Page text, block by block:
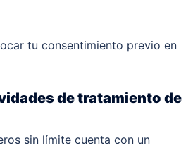
tu consentimiento previo en
de tratamiento de
sin límite cuenta con un